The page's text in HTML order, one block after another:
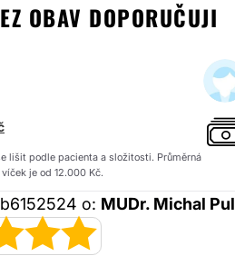
OBAV DOPORUČUJI
lišit podle pacienta a složitosti. Průměrná
je od 12.000 Kč.
o: MUDr. Michal